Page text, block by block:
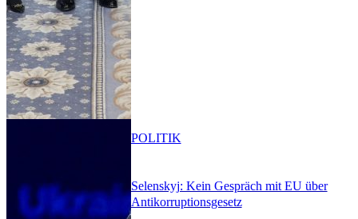
Selenskyj: Kein Gespräch mit EU über
Antikorruptionsgesetz
POLITIK